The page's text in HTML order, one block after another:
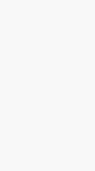
メバージョン)